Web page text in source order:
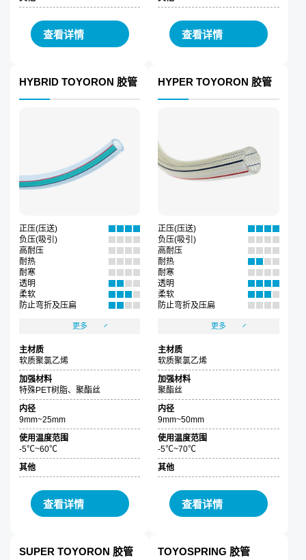
查看详情 查看详情
HYBRID TOYORON 胶管
正压(压送)
负压(吸引)
高耐压
耐热
耐寒
透明
柔软
防止弯折及压扁
更多
主材质
软质聚氯乙烯
加强材料
特殊PET树脂、聚酯丝
内径
9mm~25mm
使用温度范围
-5℃~60℃
其他
查看详情
HYPER TOYORON 胶管
正压(压送)
负压(吸引)
高耐压
耐热
耐寒
透明
柔软
防止弯折及压扁
更多
主材质
软质聚氯乙烯
加强材料
聚酯丝
内径
9mm~50mm
使用温度范围
-5℃~70℃
其他
查看详情
SUPER TOYORON 胶管 TOYOSPRING 胶管